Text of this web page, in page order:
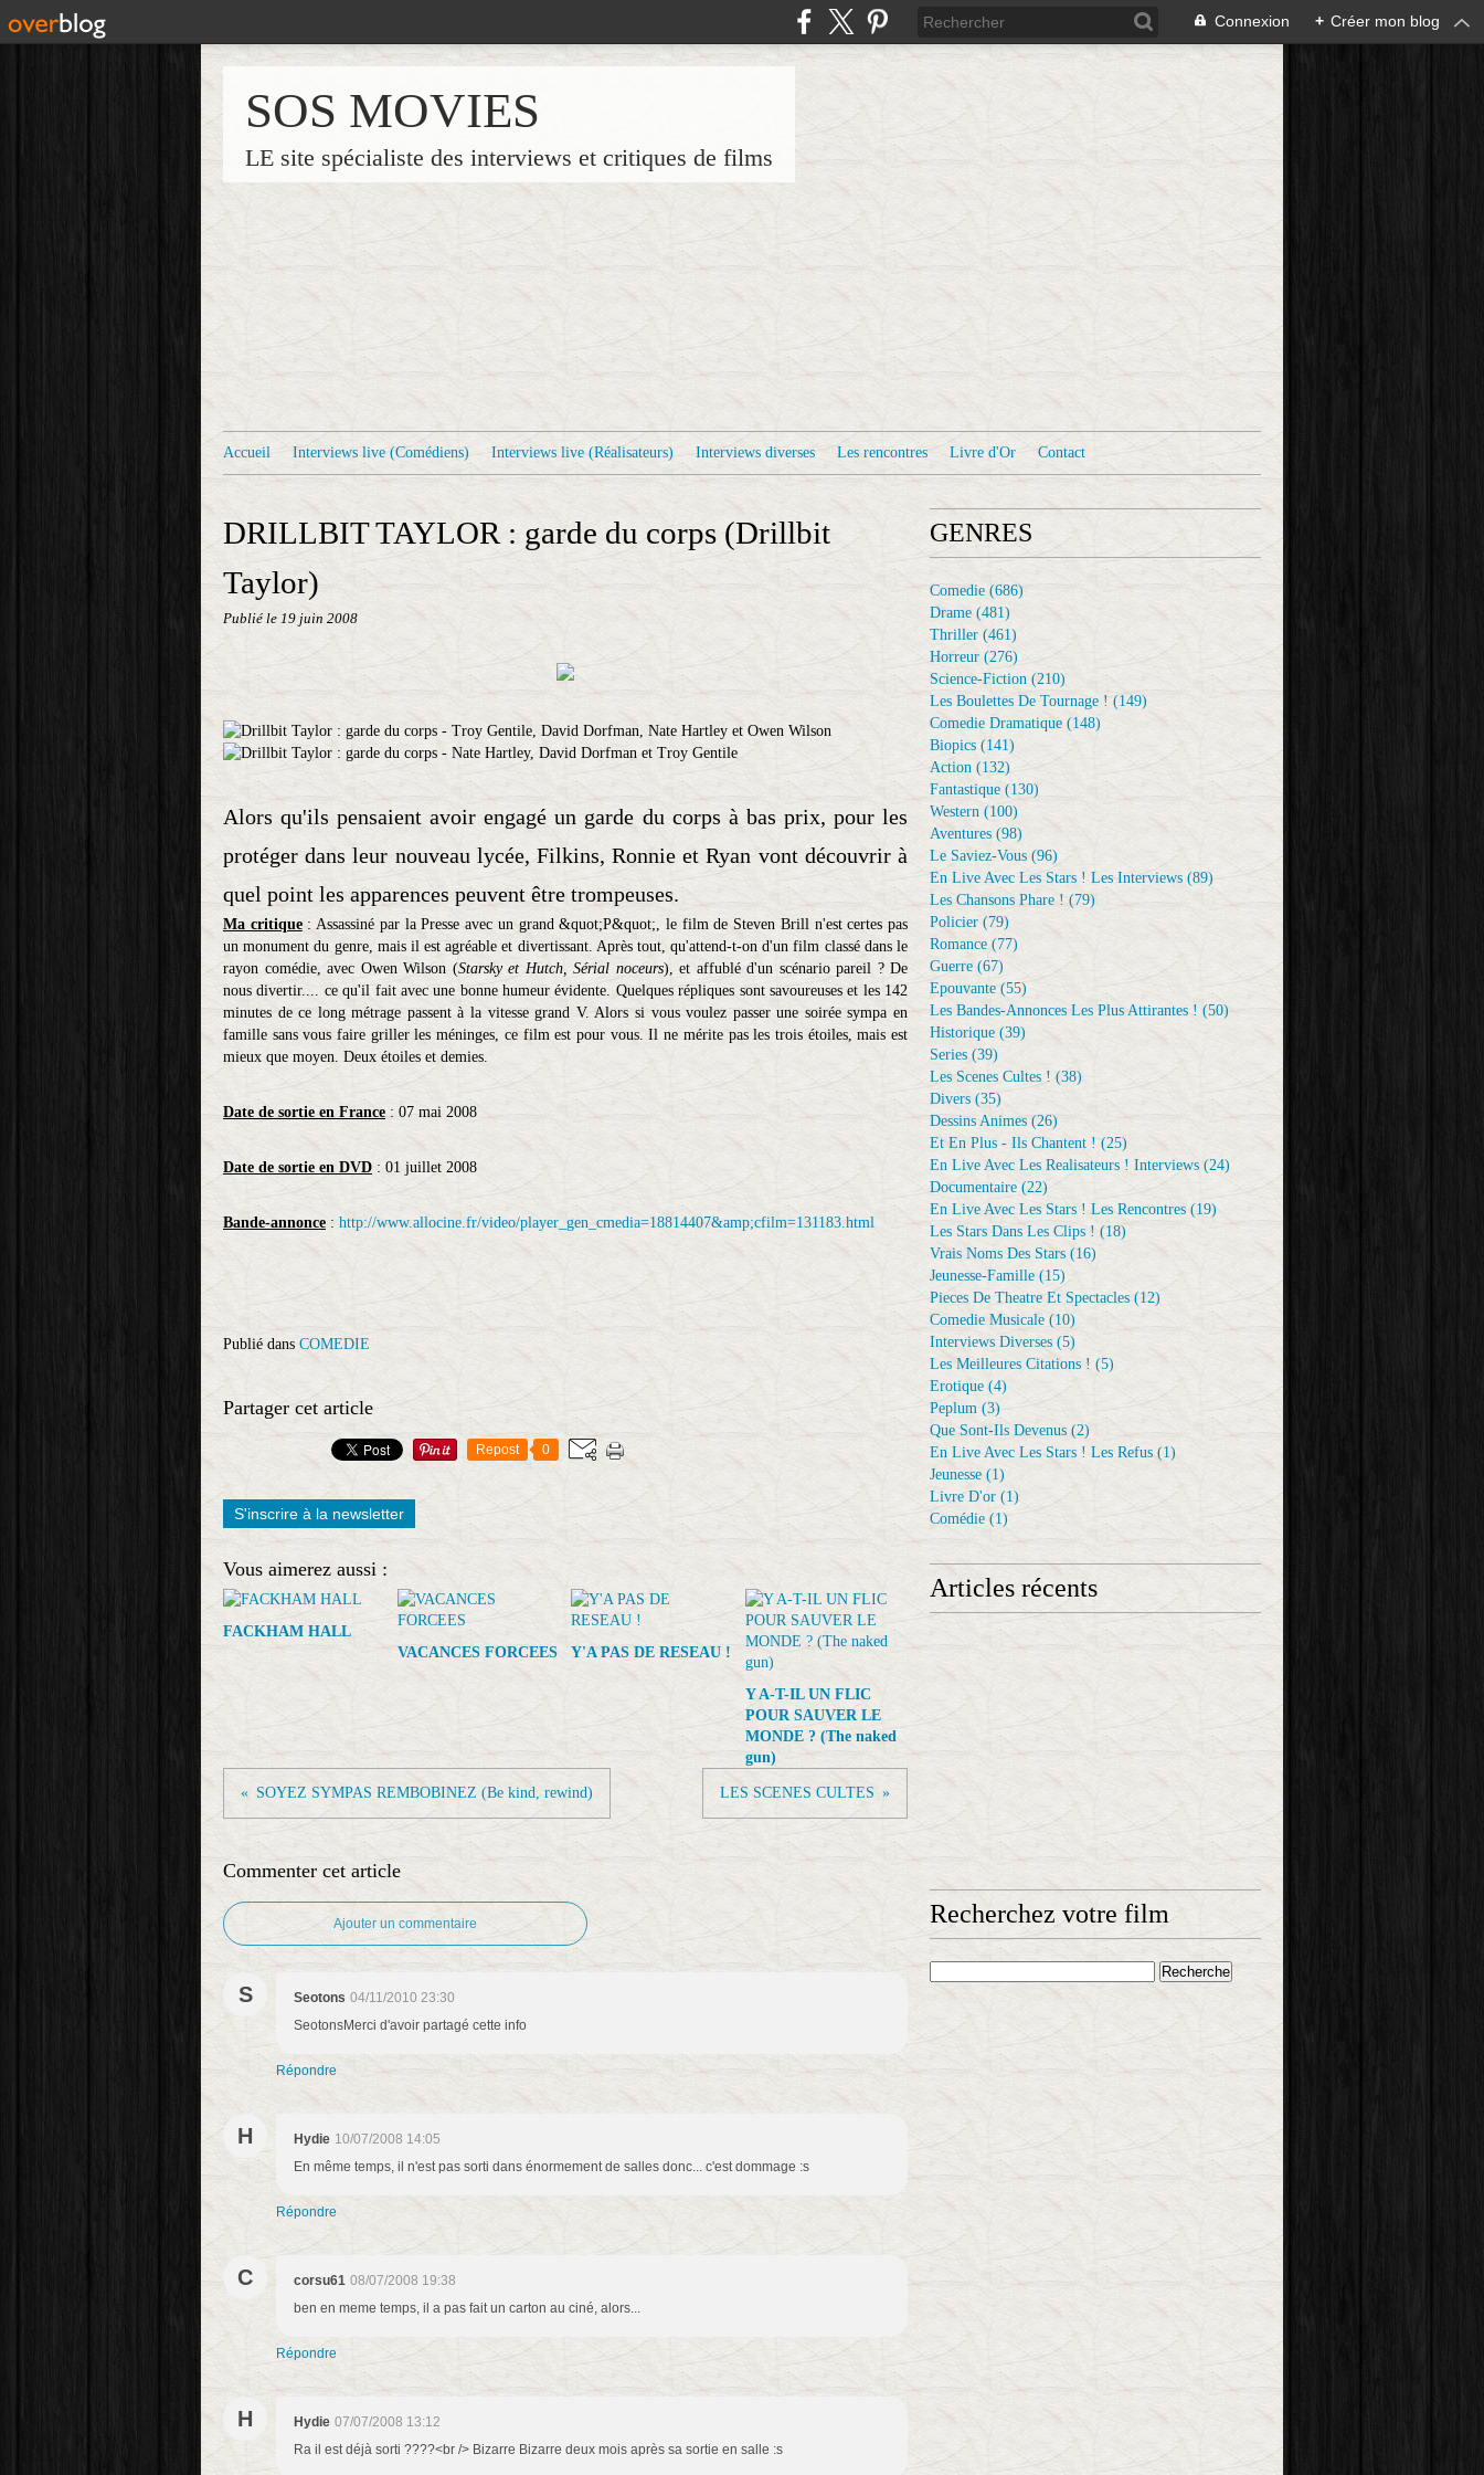
Connexion + Créer mon blog
SOS MOVIES
LE site spécialiste des interviews et critiques de films
Accueil Interviews live (Comédiens) Interviews live (Réalisateurs) Interviews diverses Les rencontres Livre d'Or Contact
DRILLBIT TAYLOR : garde du corps (Drillbit
Taylor)
Publié le 19 juin 2008
Alors qu'ils pensaient avoir engagé un garde du corps à bas prix, pour les
protéger dans leur nouveau lycée, Filkins, Ronnie et Ryan vont découvrir à
quel point les apparences peuvent être trompeuses.
Ma critique: Assassiné par la Presse avec un grand &quot;P&quot;, le film de Steven Brill n'est certes pas
un monument du genre, mais il est agréable et divertissant. Après tout, qu'attend-t-on d'un film classé dans le
rayon comédie, avec Owen Wilson (Starsky et Hutch, Sérial noceurs), et affublé d'un scénario pareil ? De
nous divertir.... ce qu'il fait avec une bonne humeur évidente. Quelques répliques sont savoureuses et les 142
minutes de ce long métrage passent à la vitesse grand V. Alors si vous voulez passer une soirée sympa en
famille sans vous faire griller les méninges, ce film est pour vous. Il ne mérite pas les trois étoiles, mais est
mieux que moyen. Deux étoiles et demies.
Date de sortie en France : 07 mai 2008
Date de sortie en DVD : 01 juillet 2008
Bande-annonce : http://www.allocine.fr/video/player_gen_cmedia=18814407&amp;cfilm=131183.html
Publié dans COMEDIE
Partager cet article
Repost 0
S'inscrire à la newsletter
Vous aimerez aussi :
FACKHAM HALL
VACANCES FORCEES
Y'A PAS DE RESEAU !
Y A-T-IL UN FLIC
POUR SAUVER LE
MONDE ? (The naked
gun)
SOYEZ SYMPAS REMBOBINEZ (Be kind, rewind) LES SCENES CULTES
Commenter cet article
Ajouter un commentaire
S Seotons 04/11/2010 23:30
SeotonsMerci d'avoir partagé cette info
Répondre
H Hydie 10/07/2008 14:05
En même temps, il n'est pas sorti dans énormement de salles donc... c'est dommage :s
Répondre
C corsu61 08/07/2008 19:38
ben en meme temps, il a pas fait un carton au ciné, alors...
Répondre
H Hydie 07/07/2008 13:12
Ra il est déjà sorti ????<br /> Bizarre Bizarre deux mois après sa sortie en salle :s
GENRES
Comedie (686)
Drame (481)
Thriller (461)
Horreur (276)
Science-Fiction (210)
Les Boulettes De Tournage ! (149)
Comedie Dramatique (148)
Biopics (141)
Action (132)
Fantastique (130)
Western (100)
Aventures (98)
Le Saviez-Vous (96)
En Live Avec Les Stars ! Les Interviews (89)
Les Chansons Phare ! (79)
Policier (79)
Romance (77)
Guerre (67)
Epouvante (55)
Les Bandes-Annonces Les Plus Attirantes ! (50)
Historique (39)
Series (39)
Les Scenes Cultes ! (38)
Divers (35)
Dessins Animes (26)
Et En Plus - Ils Chantent ! (25)
En Live Avec Les Realisateurs ! Interviews (24)
Documentaire (22)
En Live Avec Les Stars ! Les Rencontres (19)
Les Stars Dans Les Clips ! (18)
Vrais Noms Des Stars (16)
Jeunesse-Famille (15)
Pieces De Theatre Et Spectacles (12)
Comedie Musicale (10)
Interviews Diverses (5)
Les Meilleures Citations ! (5)
Erotique (4)
Peplum (3)
Que Sont-Ils Devenus (2)
En Live Avec Les Stars ! Les Refus (1)
Jeunesse (1)
Livre D'or (1)
Comédie (1)
Articles récents
Recherchez votre film